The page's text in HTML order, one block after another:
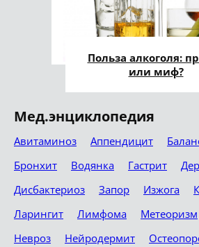
Польза алкоголя:
или миф?
Мед.энциклопедия
Авитаминоз Аппендицит
Бронхит
Водянка Гастрит
Дисбактериоз
Запор Изжога
Ларингит
Лимфома Метеоризм
Невроз
Нейродермит